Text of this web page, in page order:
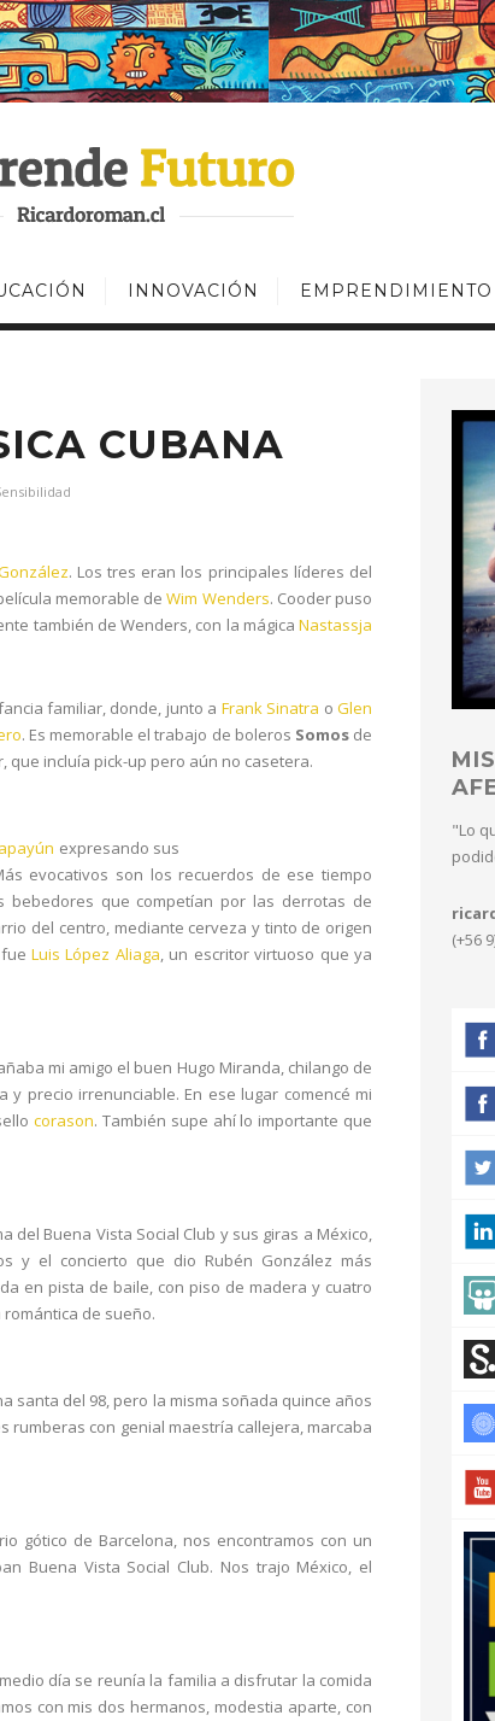
INNOVACIÓN EMPRENDIMIENTO
CUBANA
. Los tres eran los principales líderes del
memorable deWim Wenders. Cooder puso
también de Wenders, con la mágicaNastassja
familiar, donde, junto a Frank Sinatra oGlen
. Es memorable el trabajo de boleros Somosde
que incluía pick-up pero aún no casetera.
expresando sus
evocativos son los recuerdos de ese tiempo
bebedores que competían por las derrotas de
del centro, mediante cerveza y tinto de origen
Luis López Aliaga, un escritor virtuoso que ya
mi amigo el buen Hugo Miranda, chilango de
precio irrenunciable. En ese lugar comencé mi
corason. También supe ahí lo importante que
del Buena Vista Social Club y sus giras a México,
y el concierto que dio Rubén González más
en pista de baile, con piso de madera y cuatro
de sueño.
santa del 98, pero la misma soñada quince años
rumberas con genial maestría callejera, marcaba
gótico de Barcelona, nos encontramos con un
Buena Vista Social Club. Nos trajo México, el
día se reunía la familia a disfrutar la comida
con mis dos hermanos, modestia aparte, con
"Lo
(+56